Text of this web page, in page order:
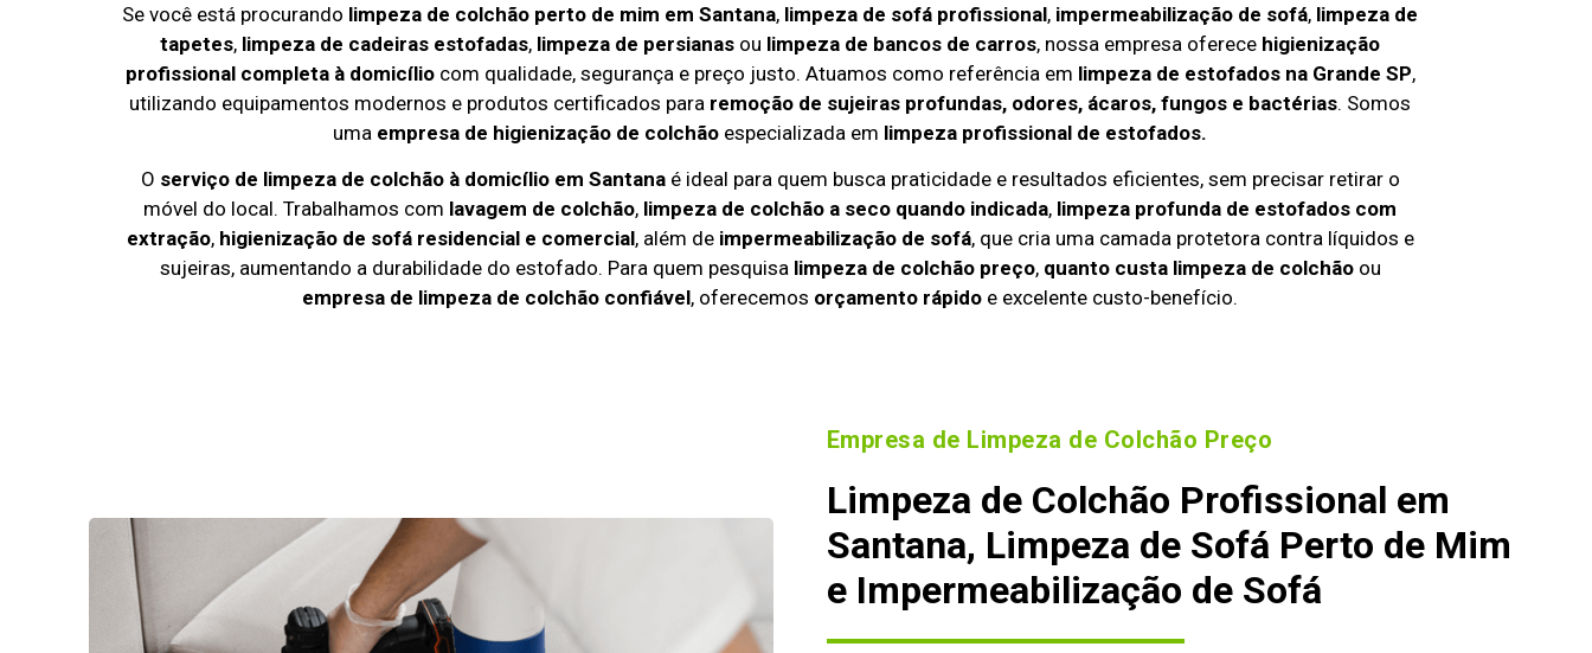
Se você está procurando limpeza de colchão perto de mim em Santana, limpeza de sofá profissional, impermeabilização de sofá, limpeza de
tapetes, limpeza de cadeiras estofadas, limpeza de persianas ou limpeza de bancos de carros, nossa empresa oferece higienização
profissional completa à domicíliocom qualidade, segurança e preço justo. Atuamos como referência em limpeza de estofados na Grande SP,
utilizando equipamentos modernos e produtos certificados para remoção de sujeiras profundas, odores, ácaros, fungos e bactérias. Somos
uma empresa de higienização de colchão especializada em limpeza profissional de estofados.
O serviço de limpeza de colchão à domicílio em Santanaé ideal para quem busca praticidade e resultados eficientes, sem precisar retirar o
móvel do local. Trabalhamos com lavagem de colchão, limpeza de colchão a seco quando indicada, limpeza profunda de estofados com
extração, higienização de sofá residencial e comercial, além de impermeabilização de sofá, que cria uma camada protetora contra líquidos e
sujeiras, aumentando a durabilidade do estofado. Para quem pesquisa limpeza de colchão preço, quanto custa limpeza de colchãoou
empresa de limpeza de colchão confiável, oferecemos orçamento rápido e excelente custo-benefício.
Empresa de Limpeza de Colchão Preço
Limpeza de Colchão Profissional em
Santana, Limpeza de Sofá Perto de Mim
e Impermeabilização de Sofá